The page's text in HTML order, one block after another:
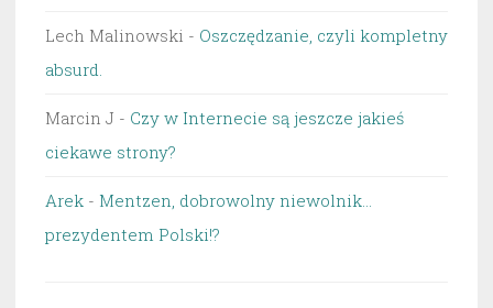
Lech Malinowski - Oszczędzanie, czyli kompletny
absurd.
Marcin J - Czy w Internecie są jeszcze jakieś
ciekawe strony?
Arek - Mentzen, dobrowolny niewolnik…
prezydentem Polski!?